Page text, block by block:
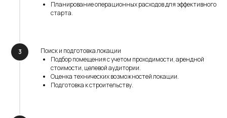
Планирование операционных расходов для эффективного
старта.
Поиск и подготовка локации
Подбор помещения с учетом проходимости, арендной
стоимости, целевой аудитории.
Оценка технических возможностей локации.
Подготовка к строительству.